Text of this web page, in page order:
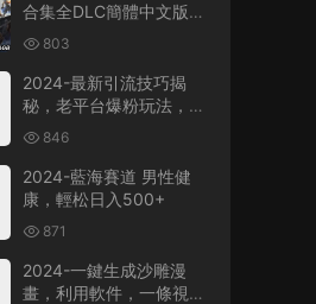
合集全DLC簡體中文版電
腦PC單機RPG遊戲
803
2024-最新引流技巧揭
秘，老平台爆粉玩法，單
人單号日引300+創業
粉，作品可直接被百度收
錄
846
2024-藍海賽道 男性健
康，輕松日入500+
871
2024-一鍵生成沙雕漫
畫，利用軟件，一條視頻